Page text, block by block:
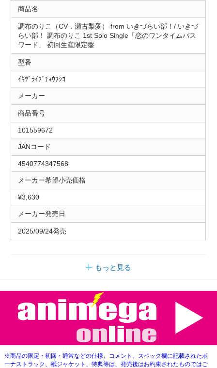
商品名
調布のりこ（CV．瀬古梨愛） from いきづらい部！/ いきづ
らい部！ 調布のりこ 1st Solo Single「恋のワンタイムパス
ワード」 初回生産限定盤
型番
ｲｷﾂﾞﾗｲﾌﾞﾁｮｳﾌｼﾖ
メーカー
商品番号
101559672
JANコード
4540774347568
メーカー希望小売価格
¥3,630
メーカー発売日
2025/09/24発売
もっと見る
※商品の限定・初回・通常などの仕様、コメント、スペック欄に記載されたボ
ーナストラック、紙ジャケット、特典等は、発売後はお約束されたものではご